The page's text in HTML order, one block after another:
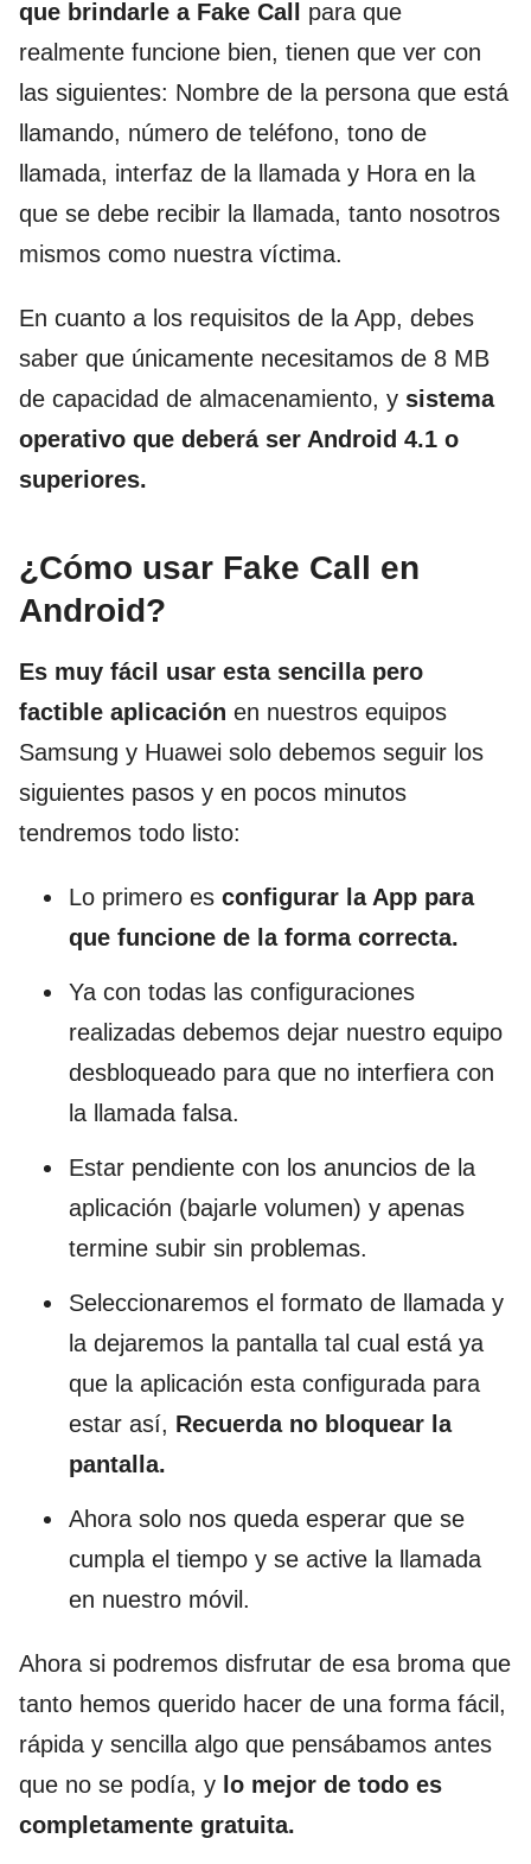
que brindarle a Fake Call
para que
realmente funcione bien, tienen que ver con
las siguientes: Nombre de la persona que está
llamando, número de teléfono, tono de
llamada, interfaz de la llamada y Hora en la
que se debe recibir la llamada, tanto nosotros
mismos como nuestra víctima.
En cuanto a los requisitos de la App, debes
saber que únicamente necesitamos de 8 MB
de capacidad de almacenamiento, y sistema
operativo que deberá ser Android 4.1 o
superiores.
¿Cómo usar Fake Call en
Android?
Es muy fácil usar esta sencilla pero
factible aplicación en nuestros equipos
Samsung y Huawei solo debemos seguir los
siguientes pasos y en pocos minutos
tendremos todo listo:
Lo primero es configurar la App para
que funcione de la forma correcta.
Ya con todas las configuraciones
realizadas debemos dejar nuestro equipo
desbloqueado para que no interfiera con
la llamada falsa.
Estar pendiente con los anuncios de la
aplicación (bajarle volumen) y apenas
termine subir sin problemas.
Seleccionaremos el formato de llamada y
la dejaremos la pantalla tal cual está ya
que la aplicación esta configurada para
estar así, Recuerda no bloquear la
pantalla.
Ahora solo nos queda esperar que se
cumpla el tiempo y se active la llamada
en nuestro móvil.
Ahora si podremos disfrutar de esa broma que
tanto hemos querido hacer de una forma fácil,
rápida y sencilla algo que pensábamos antes
que no se podía, y lo mejor de todo es
completamente gratuita.